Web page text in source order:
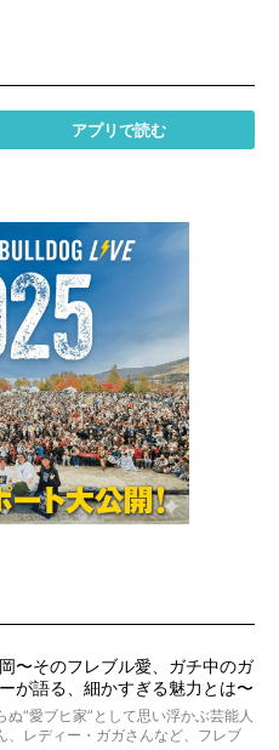
アプリで読む
〜そのフレブル愛、ガチ中のガ
が語る、細かすぎる魅力とは〜
ぬ“愛ブヒ家”として思い浮かぶ芸能人
、レディー・ガガさんなど、フレブ